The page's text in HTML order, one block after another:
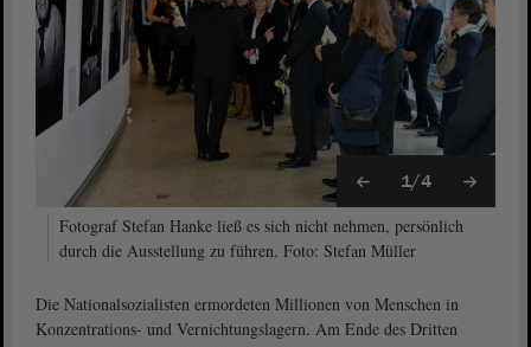
1/4
Fotograf Stefan Hanke ließ es sich nicht nehmen, persönlich
durch die Ausstellung zu führen. Foto: Stefan Müller
Die Nationalsozialisten ermordeten Millionen von Menschen in
Konzentrations- und Vernichtungslagern. Am Ende des Dritten